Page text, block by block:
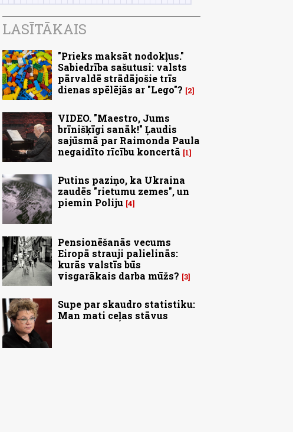
LASĪTĀKAIS
"Prieks maksāt nodokļus."
Sabiedrība sašutusi: valsts
pārvaldē strādājošie trīs
dienas spēlējās ar "Lego"?
2
VIDEO. "Maestro, Jums
brīnišķīgi sanāk!" Ļaudis
sajūsmā par Raimonda Paula
negaidīto rīcību koncertā
1
Putins paziņo, ka Ukraina
zaudēs "rietumu zemes", un
piemin Poliju 4
Pensionēšanās vecums
Eiropā strauji palielinās:
kurās valstīs būs
visgarākais darba mūžs? 3
Supe par skaudro statistiku:
Man mati ceļas stāvus